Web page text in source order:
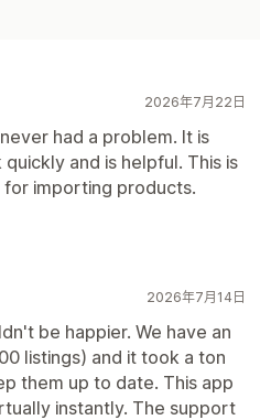
2026年7月22日
had a problem. It is
and is helpful. This is
importing products.
2026年7月14日
be happier. We have an
listings) and it took a ton
them up to date. This app
instantly. The support